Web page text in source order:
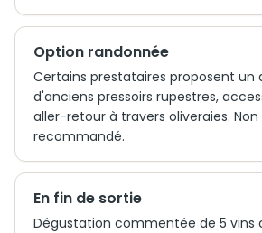
Option randonnée
Certains prestataires proposent un
d'anciens pressoirs rupestres,
aller-retour à travers oliveraies.
recommandé.
En fin de sortie
Dégustation commentée de 5 vins